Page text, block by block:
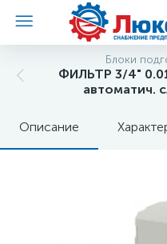
Блоки
ФИЛЬТР 3/4"
автоматич.
Описание